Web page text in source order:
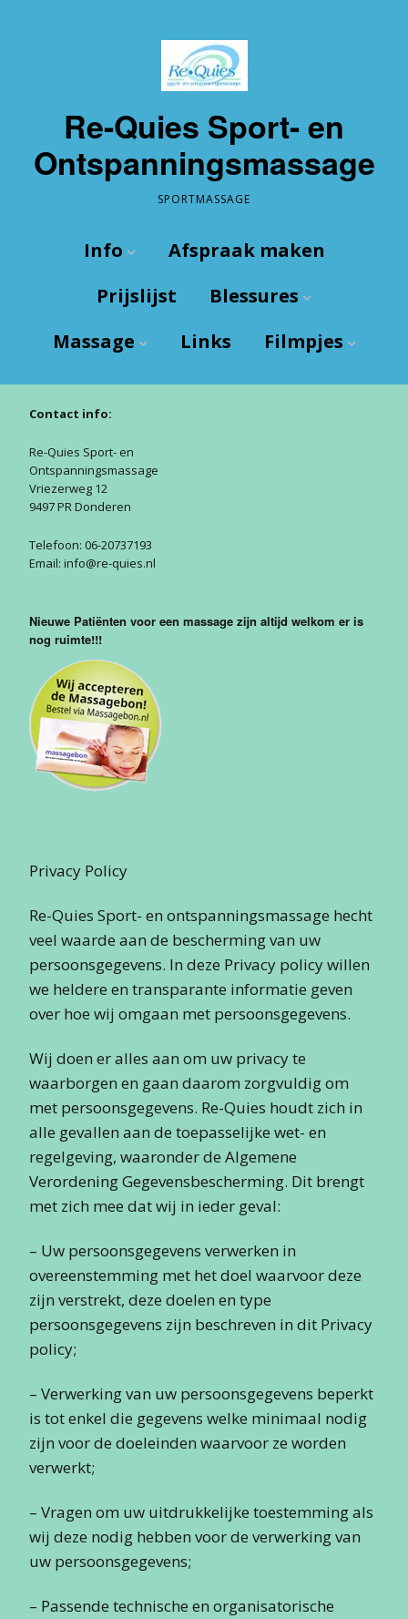
Re-Quies Sport- en
Ontspanningsmassage
SPORTMASSAGE
Info
Wie ben ik?
De Praktijk
Route
Nieuwsbrief
Gastenboek
Afspraak maken
Prijslijst
Blessures
Wat zijn blessures
Enkel
Massage
Sport
Links Filmpjes
Enkel tapen
Contact info:
Re-Quies Sport- en
Ontspanningsmassage
Vriezerweg 12
9497 PR Donderen
Telefoon: 06-20737193
Email: info@re-quies.nl
Nieuwe Patiënten voor een massage zijn altijd welkom er is
nog ruimte!!!
Privacy Policy
Re-Quies Sport- en ontspanningsmassage hecht
veel waarde aan de bescherming van uw
persoonsgegevens. In deze Privacy policy willen
we heldere en transparante informatie geven
over hoe wij omgaan met persoonsgegevens.
Wij doen er alles aan om uw privacy te
waarborgen en gaan daarom zorgvuldig om
met persoonsgegevens. Re-Quies houdt zich in
alle gevallen aan de toepasselijke wet- en
regelgeving, waaronder de Algemene
Verordening Gegevensbescherming. Dit brengt
met zich mee dat wij in ieder geval:
– Uw persoonsgegevens verwerken in
overeenstemming met het doel waarvoor deze
zijn verstrekt, deze doelen en type
persoonsgegevens zijn beschreven in dit Privacy
policy;
– Verwerking van uw persoonsgegevens beperkt
is tot enkel die gegevens welke minimaal nodig
zijn voor de doeleinden waarvoor ze worden
verwerkt;
– Vragen om uw uitdrukkelijke toestemming als
wij deze nodig hebben voor de verwerking van
uw persoonsgegevens;
– Passende technische en organisatorische